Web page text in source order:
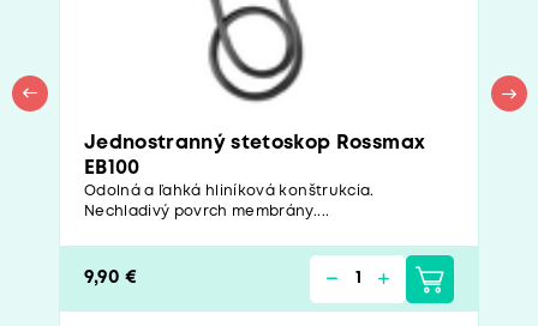
Jednostranný stetoskop Rossmax
EB100
Odolná a ľahká hliníková konštrukcia.
Nechladivý povrch membrány....
9,90 €